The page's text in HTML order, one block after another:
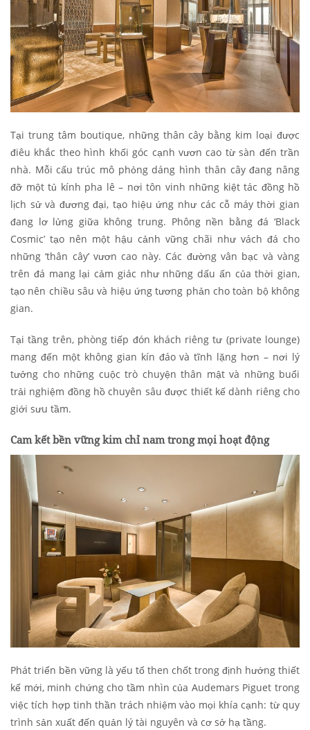
Tại trung tâm boutique, những thân cây bằng kim loại được
điêu khắc theo hình khối góc cạnh vươn cao từ sàn đến trần
nhà. Mỗi cấu trúc mô phỏng dáng hình thân cây đang nâng
đỡ một tủ kính pha lê – nơi tôn vinh những kiệt tác đồng hồ
lịch sử và đương đại, tạo hiệu ứng như các cỗ máy thời gian
đang lơ lửng giữa không trung. Phông nền bằng đá ‘Black
Cosmic’ tạo nên một hậu cảnh vững chãi như vách đá cho
những ‘thân cây’ vươn cao này. Các đường vân bạc và vàng
trên đá mang lại cảm giác như những dấu ấn của thời gian,
tạo nên chiều sâu và hiệu ứng tương phản cho toàn bộ không
gian.
Tại tầng trên, phòng tiếp đón khách riêng tư (private lounge)
mang đến một không gian kín đáo và tĩnh lặng hơn – nơi lý
tưởng cho những cuộc trò chuyện thân mật và những buổi
trải nghiệm đồng hồ chuyên sâu được thiết kế dành riêng cho
giới sưu tầm.
Cam kết bền vững kim chỉ nam trong mọi hoạt động
Phát triển bền vững là yếu tố then chốt trong định hướng thiết
kế mới, minh chứng cho tầm nhìn của Audemars Piguet trong
việc tích hợp tinh thần trách nhiệm vào mọi khía cạnh: từ quy
trình sản xuất đến quản lý tài nguyên và cơ sở hạ tầng.